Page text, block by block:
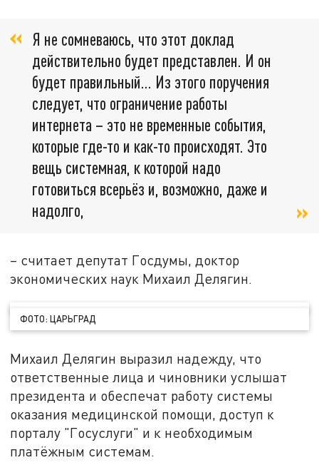
Я не сомневаюсь, что этот доклад
действительно будет представлен. И он
будет правильный... Из этого поручения
следует, что ограничение работы
интернета – это не временные события,
которые где-то и как-то происходят. Это
вещь системная, к которой надо
готовиться всерьёз и, возможно, даже и
надолго,
– считает депутат Госдумы, доктор
экономических наук Михаил Делягин.
ФОТО: ЦАРЬГРАД
Михаил Делягин выразил надежду, что
ответственные лица и чиновники услышат
президента и обеспечат работу системы
оказания медицинской помощи, доступ к
порталу "Госуслуги" и к необходимым
платёжным системам.